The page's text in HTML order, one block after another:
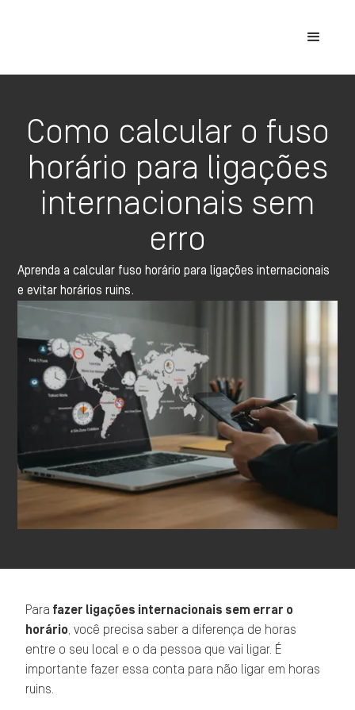
Como calcular o fuso
horário para ligações
internacionais sem
erro
Aprenda a calcular fuso horário para ligações internacionais
e evitar horários ruins.
Para fazer ligações internacionais sem errar o
horário , você precisa saber a diferença de horas
entre o seu local e o da pessoa que vai ligar. É
importante fazer essa conta para não ligar em horas
ruins.